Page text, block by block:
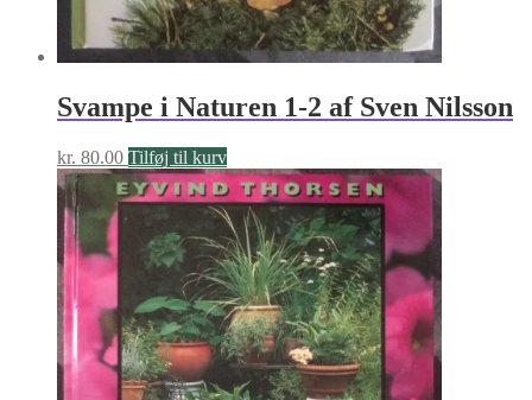
Svampe i Naturen 1-2 af Sven Nilsson
kr. 80.00 Tilføj til kurv